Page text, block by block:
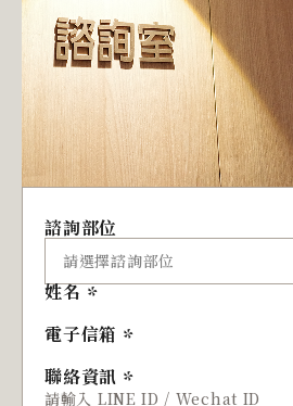
諮詢部位
姓名
電子信箱
聯絡資訊